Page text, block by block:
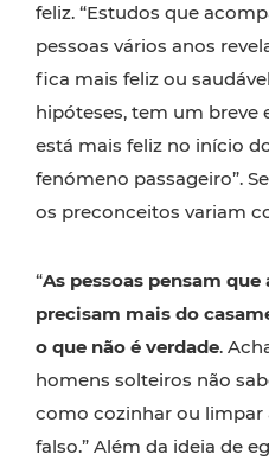
feliz. “Estudos que
pessoas vários anos
fica mais feliz ou
hipóteses, tem um breve
está mais feliz no início
fenómeno passageiro”.
os preconceitos variam
“As pessoas pensam
precisam mais do
o que não é verdade.
homens solteiros não
como cozinhar ou limpar
falso.” Além da ideia de